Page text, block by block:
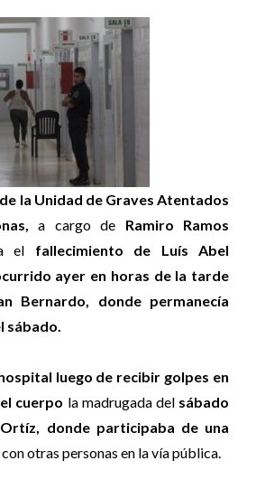
la Unidad de Graves Atentados
a cargo de Ramiro Ramos
el fallecimiento de Luís Abel
ayer en horas de la tarde
Bernardo, donde permanecía
sábado.
luego de recibir golpes en
cuerpo la madrugada del sábado
donde participaba de una
con otras personas en la vía pública.